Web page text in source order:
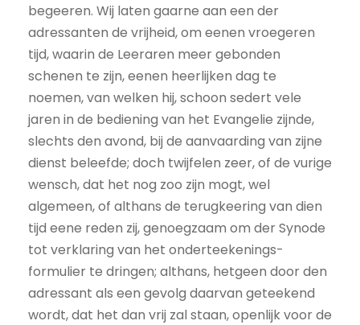
begeeren. Wij laten gaarne aan een der
adressanten de vrijheid, om eenen vroegeren
tijd, waarin de Leeraren meer gebonden
schenen te zijn, eenen heerlijken dag te
noemen, van welken hij, schoon sedert vele
jaren in de bediening van het Evangelie zijnde,
slechts den avond, bij de aanvaarding van zijne
dienst beleefde; doch twijfelen zeer, of de vurige
wensch, dat het nog zoo zijn mogt, wel
algemeen, of althans de terugkeering van dien
tijd eene reden zij, genoegzaam om der Synode
tot verklaring van het onderteekenings-
formulier te dringen; althans, hetgeen door den
adressant als een gevolg daarvan geteekend
wordt, dat het dan vrij zal staan, openlijk voor de